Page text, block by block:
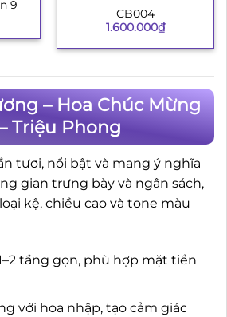
9
CB004
1.600.000₫
– Hoa Chúc Mừng
Triệu Phong
tươi, nổi bật và mang ý nghĩa
gian trưng bày và ngân sách,
kệ, chiều cao và tone màu
tầng gọn, phù hợp mặt tiền
với hoa nhập, tạo cảm giác